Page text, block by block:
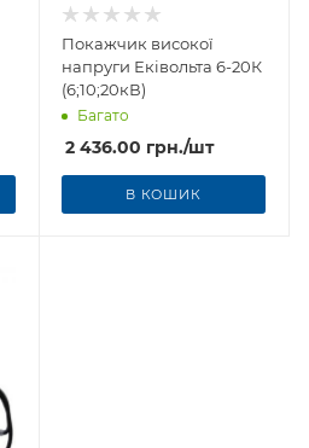
Покажчик високої
напруги Еківольта 6-20К
(6;10;20кВ)
Багато
2 436.00 грн./шт
В КОШИК